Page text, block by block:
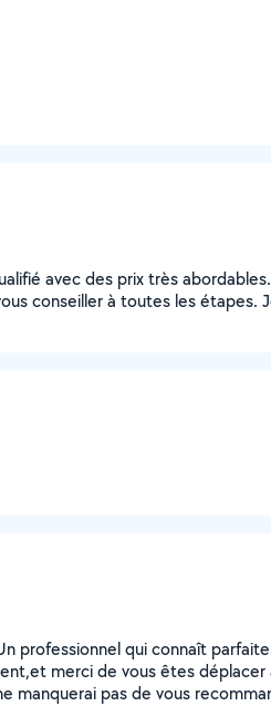
avec des prix très
conseiller à toutes les étapes.
professionnel qui connaît
merci de vous êtes déplacer
manquerai pas de vous